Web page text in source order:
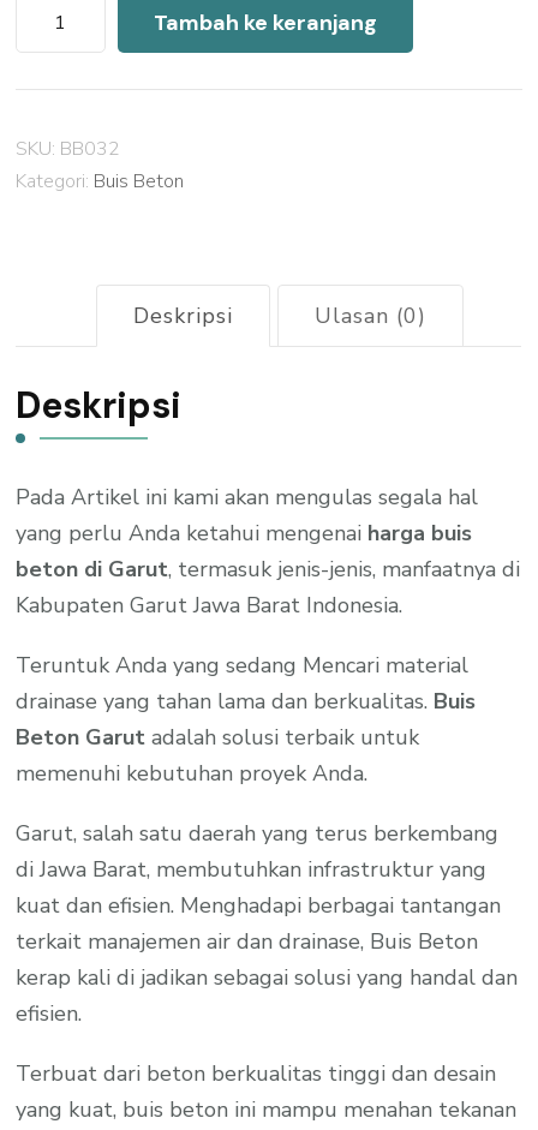
Kuantitas
Harga
Buis
Garut
2026
Tambah ke keranjang
SKU: BB032
Kategori: Buis Beton
Deskripsi Ulasan (0)
Deskripsi
Pada Artikel ini kami akan mengulas segala hal
yang perlu Anda ketahui mengenai harga buis
beton di Garut, termasuk jenis-jenis, manfaatnya di
Kabupaten Garut Jawa Barat Indonesia.
Teruntuk Anda yang sedang Mencari material
drainase yang tahan lama dan berkualitas. Buis
Beton Garut adalah solusi terbaik untuk
memenuhi kebutuhan proyek Anda.
Garut, salah satu daerah yang terus berkembang
di Jawa Barat, membutuhkan infrastruktur yang
kuat dan efisien. Menghadapi berbagai tantangan
terkait manajemen air dan drainase, Buis Beton
kerap kali di jadikan sebagai solusi yang handal dan
efisien.
Terbuat dari beton berkualitas tinggi dan desain
yang kuat, buis beton ini mampu menahan tekanan